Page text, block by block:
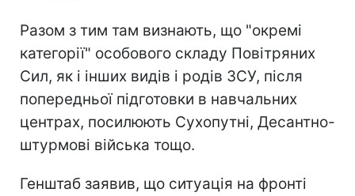
Разом з тим там визнають, що "окремі
категорії" особового складу Повітряних
Сил, як і інших видів і родів ЗСУ, після
попередньої підготовки в навчальних
центрах, посилюють Сухопутні, Десантно-
штурмові війська тощо.
Генштаб заявив, що ситуація на фронті